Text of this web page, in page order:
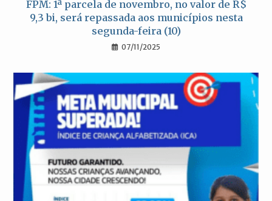
FPM: 1ª parcela de novembro, no valor de R$
9,3 bi, será repassada aos municípios nesta
segunda-feira (10)
07/11/2025